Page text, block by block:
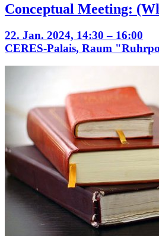
Conceptual Meeting:
22. Jan. 2024, 14:30 – 16:00
CERES-Palais, Raum